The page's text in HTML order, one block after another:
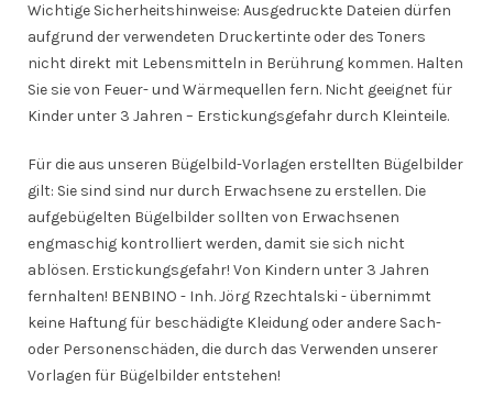
Wichtige Sicherheitshinweise: Ausgedruckte Dateien dürfen
aufgrund der verwendeten Druckertinte oder des Toners
nicht direkt mit Lebensmitteln in Berührung kommen. Halten
Sie sie von Feuer- und Wärmequellen fern. Nicht geeignet für
Kinder unter 3 Jahren – Erstickungsgefahr durch Kleinteile.
Für die aus unseren Bügelbild-Vorlagen erstellten Bügelbilder
gilt: Sie sind sind nur durch Erwachsene zu erstellen. Die
aufgebügelten Bügelbilder sollten von Erwachsenen
engmaschig kontrolliert werden, damit sie sich nicht
ablösen. Erstickungsgefahr! Von Kindern unter 3 Jahren
fernhalten! BENBINO - Inh. Jörg Rzechtalski - übernimmt
keine Haftung für beschädigte Kleidung oder andere Sach-
oder Personenschäden, die durch das Verwenden unserer
Vorlagen für Bügelbilder entstehen!